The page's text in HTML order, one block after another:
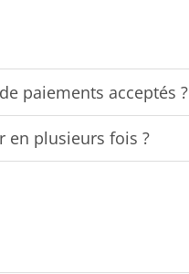
paiements acceptés ?
en plusieurs fois ?